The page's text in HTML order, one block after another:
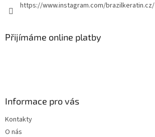
https://www.instagram.com/brazilkeratin.cz/
Přijímáme online platby
Informace pro vás
Kontakty
O nás